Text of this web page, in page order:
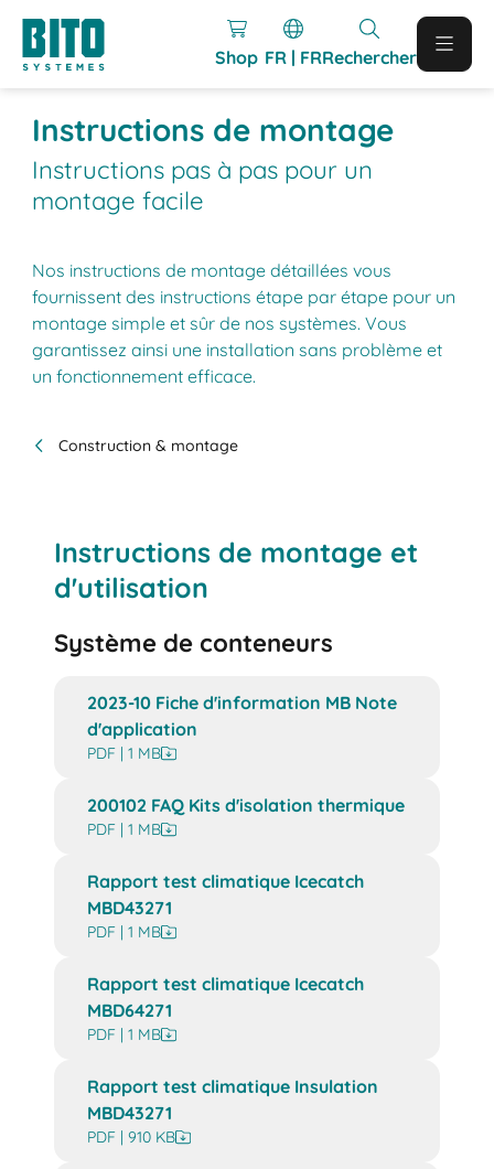
Shop FR | FRRechercher
Instructions de montage
Instructions pas à pas pour un
montage facile
Nos instructions de montage détaillées vous
fournissent des instructions étape par étape pour un
montage simple et sûr de nos systèmes. Vous
garantissez ainsi une installation sans problème et
un fonctionnement efficace.
Construction & montage
Instructions de montage et
d'utilisation
Système de conteneurs
2023-10 Fiche d'information MB Note
d'application
PDF | 1 MB
200102 FAQ Kits d'isolation thermique
PDF | 1 MB
Rapport test climatique Icecatch
MBD43271
PDF | 1 MB
Rapport test climatique Icecatch
MBD64271
PDF | 1 MB
Rapport test climatique Insulation
MBD43271
PDF | 910 KB